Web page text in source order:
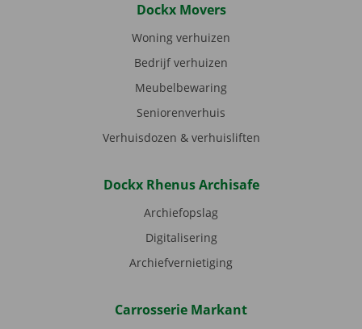
Dockx Movers
Woning verhuizen
Bedrijf verhuizen
Meubelbewaring
Seniorenverhuis
Verhuisdozen & verhuisliften
Dockx Rhenus Archisafe
Archiefopslag
Digitalisering
Archiefvernietiging
Carrosserie Markant